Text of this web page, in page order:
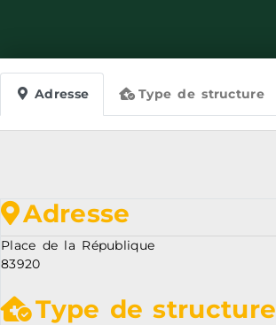
Adresse Type de structure
Adresse
Place de la République
83920
Type de structure